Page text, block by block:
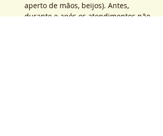
aperto de mãos, beijos). Antes,
durante e após os atendimentos não